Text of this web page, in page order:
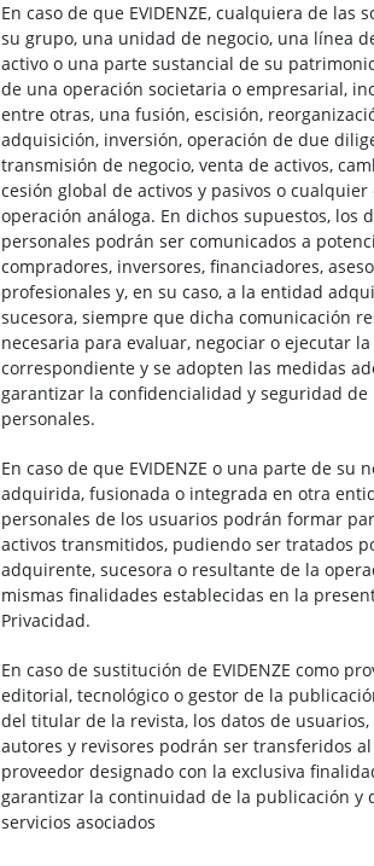
En caso de que EVIDENZE, cualquiera de las
su grupo, una unidad de negocio, una línea
activo o una parte sustancial de su
de una operación societaria o empresarial,
entre otras, una fusión, escisión,
adquisición, inversión, operación de due
transmisión de negocio, venta de activos,
cesión global de activos y pasivos o cualquier
operación análoga. En dichos supuestos, los
personales podrán ser comunicados a
compradores, inversores, financiadores,
profesionales y, en su caso, a la entidad
sucesora, siempre que dicha comunicación
necesaria para evaluar, negociar o ejecutar
correspondiente y se adopten las medidas
garantizar la confidencialidad y seguridad de
personales.
En caso de que EVIDENZE o una parte de su
adquirida, fusionada o integrada en otra
personales de los usuarios podrán formar
activos transmitidos, pudiendo ser tratados
adquirente, sucesora o resultante de la
mismas finalidades establecidas en la
Privacidad.
En caso de sustitución de EVIDENZE como
editorial, tecnológico o gestor de la
del titular de la revista, los datos de
autores y revisores podrán ser transferidos
proveedor designado con la exclusiva
garantizar la continuidad de la publicación y
servicios asociados